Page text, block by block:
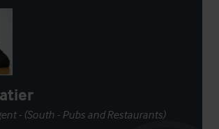
- (South - Pubs and Restaurants)